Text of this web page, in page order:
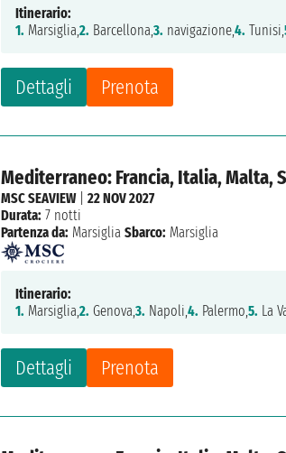
Dettagli Prenota
Itinerario:
1. Marsiglia,2. Barcellona,3. navigazione,4. Tunisi,
Mediterraneo: Francia, Italia, Malta,
Dettagli Prenota
MSC SEAVIEW|22 NOV 2027
Durata: 7 notti
Partenza da: Marsiglia Sbarco: Marsiglia
Itinerario:
1. Marsiglia,2. Genova,3. Napoli,4. Palermo,5. La